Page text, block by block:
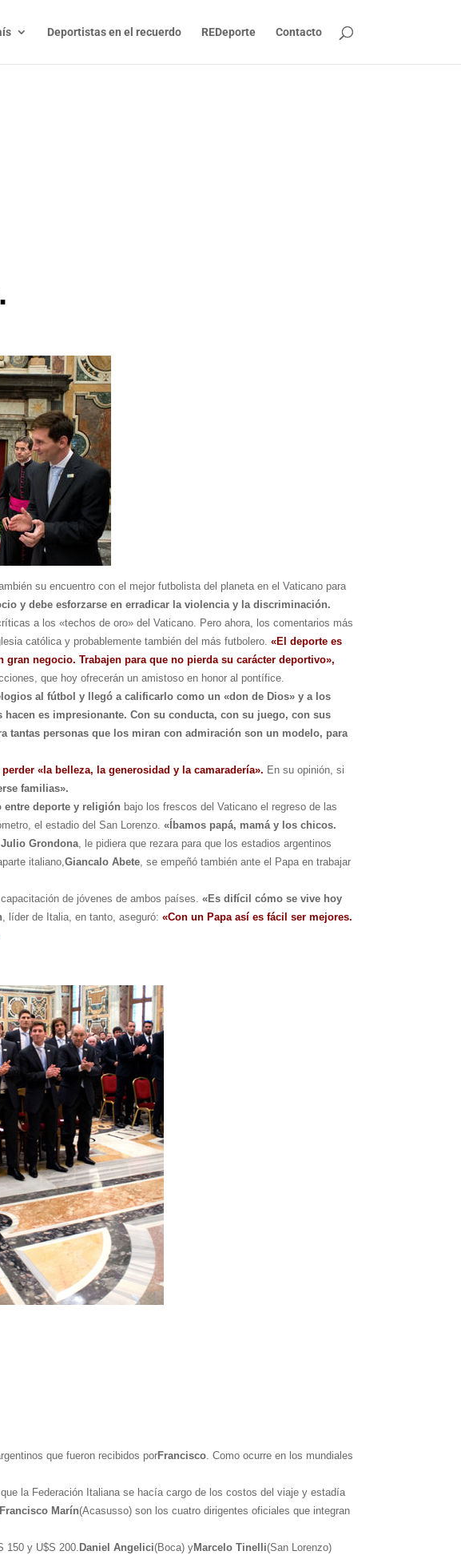
Deportistas en el recuerdo REDeporte Contacto
su encuentro con el mejor futbolista del planeta en el Vaticano para
y debe esforzarse en erradicar la violencia y la discriminación.
a los «techos de oro» del Vaticano. Pero ahora, los comentarios más
católica y probablemente también del más futbolero.«El deporte es
negocio. Trabajen para que no pierda su carácter deportivo»,
que hoy ofrecerán un amistoso en honor al pontífice.
al fútbol y llegó a calificarlo como un «don de Dios» y a los
es impresionante. Con su conducta, con su juego, con sus
tantas personas que los miran con admiración son un modelo, para
«la belleza, la generosidad y la camaradería». En su opinión, si
familias».
entre deporte y religión bajo los frescos del Vaticano el regreso de las
el estadio del San Lorenzo.«Íbamos papá, mamá y los chicos.
Julio Grondona, le pidiera que rezara para que los estadios argentinos
italiano,Giancalo Abete, se empeñó también ante el Papa en trabajar
de jóvenes de ambos países.«Es difícil cómo se vive hoy
, líder de Italia, en tanto, aseguró:«Con un Papa así es fácil ser mejores.
que fueron recibidos porFrancisco. Como ocurre en los mundiales
la Federación Italiana se hacía cargo de los costos del viaje y estadía
Francisco Marín(Acasusso) son los cuatro dirigentes oficiales que integran
150 y U$S 200. Daniel Angelici(Boca) yMarcelo Tinelli(San Lorenzo)